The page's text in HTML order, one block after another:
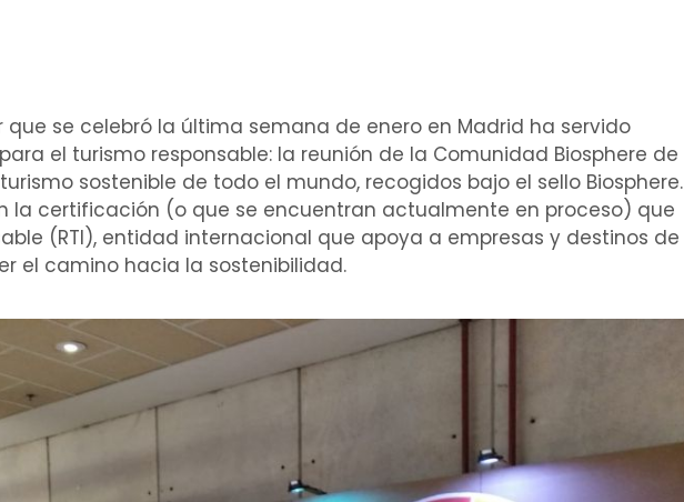
que se celebró la última semana de enero en Madrid ha servido
el turismo responsable: la reunión de la Comunidad Biosphere de
sostenible de todo el mundo, recogidos bajo el sello Biosphere.
la certificación (o que se encuentran actualmente en proceso) que
(RTI), entidad internacional que apoya a empresas y destinos de
el camino hacia la sostenibilidad.